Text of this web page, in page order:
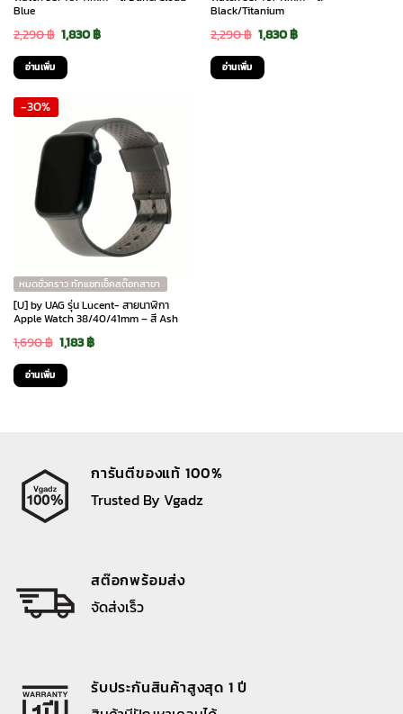
Blue
2,290฿ Original
price
was:
1,830฿Current
อ่านเพิ่ม
Black/Titanium
2,290฿ Original
price
was:
1,830฿Current
อ่านเพิ่ม
-30%
หมดชั่วคราว ทักแชทเช็คสต๊อกสาขา
[U] by UAG รุ่น Lucent- สายนาฬิกา
Apple Watch 38/40/41mm – สี Ash
1,690฿ Original
price
was:
1,183฿Current
อ่านเพิ่ม
การันตีของแท้ 100%
Trusted By Vgadz
สต๊อกพร้อมส่ง
จัดส่งเร็ว
รับประกันสินค้าสูงสุด 1 ปี